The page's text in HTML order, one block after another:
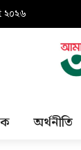
অর্থনীতি